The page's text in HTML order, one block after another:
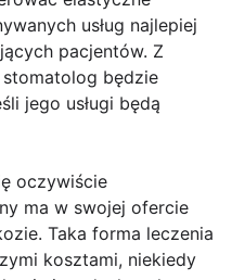
usług najlepiej
pacjentów. Z
będzie
jego usługi będą
oczywiście
ma w swojej ofercie
Taka forma leczenia
kosztami, niekiedy